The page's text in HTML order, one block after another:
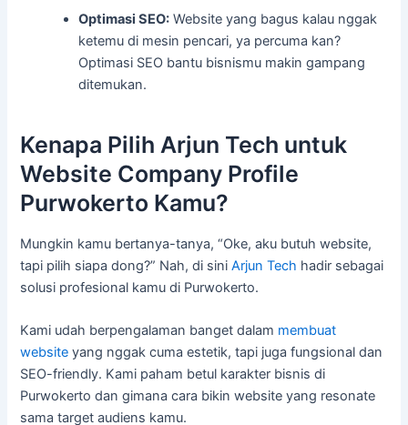
Optimasi SEO: Website yang bagus kalau nggak
ketemu di mesin pencari, ya percuma kan?
Optimasi SEO bantu bisnismu makin gampang
ditemukan.
Kenapa Pilih Arjun Tech untuk
Website Company Profile
Purwokerto Kamu?
Mungkin kamu bertanya-tanya, “Oke, aku butuh website,
tapi pilih siapa dong?” Nah, di siniArjun Tech hadir sebagai
solusi profesional kamu di Purwokerto.
Kami udah berpengalaman banget dalam membuat
website yang nggak cuma estetik, tapi juga fungsional dan
SEO-friendly. Kami paham betul karakter bisnis di
Purwokerto dan gimana cara bikin website yang resonate
sama target audiens kamu.